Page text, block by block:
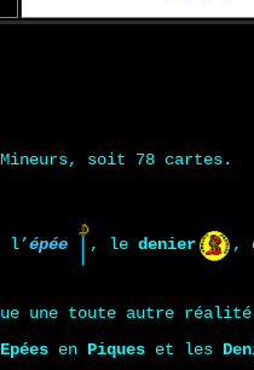
Mineurs, soit 78 cartes.
l’épée , le denier
,
une toute autre
Epées en Piques et les